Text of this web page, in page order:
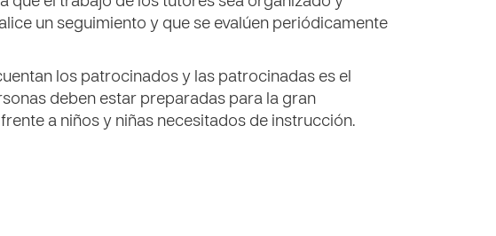
un seguimiento y que se evalúen periódicamente
los patrocinados y las patrocinadas es el
deben estar preparadas para la gran
a niños y niñas necesitados de instrucción.